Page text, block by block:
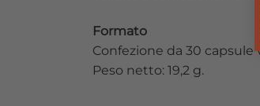
Formato
Confezione da 30
Peso netto: 19,2 g.